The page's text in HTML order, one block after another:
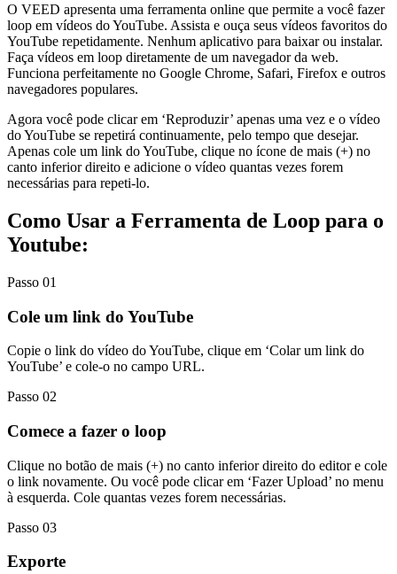
O VEED apresenta uma ferramenta online que permite a você fazer
loop em vídeos do YouTube. Assista e ouça seus vídeos favoritos do
YouTube repetidamente. Nenhum aplicativo para baixar ou instalar.
Faça vídeos em loop diretamente de um navegador da web.
Funciona perfeitamente no Google Chrome, Safari, Firefox e outros
navegadores populares.
Agora você pode clicar em ‘Reproduzir’ apenas uma vez e o vídeo
do YouTube se repetirá continuamente, pelo tempo que desejar.
Apenas cole um link do YouTube, clique no ícone de mais (+) no
canto inferior direito e adicione o vídeo quantas vezes forem
necessárias para repeti-lo.
Como Usar a Ferramenta de Loop para o
Youtube:
Passo 01
Cole um link do YouTube
Copie o link do vídeo do YouTube, clique em ‘Colar um link do
YouTube’ e cole-o no campo URL.
Passo 02
Comece a fazer o loop
Clique no botão de mais (+) no canto inferior direito do editor e cole
o link novamente. Ou você pode clicar em ‘Fazer Upload’ no menu
à esquerda. Cole quantas vezes forem necessárias.
Passo 03
Exporte